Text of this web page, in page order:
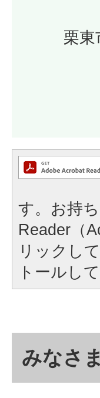
栗東
す。お持
Reader（
リックし
トールし
みなさ